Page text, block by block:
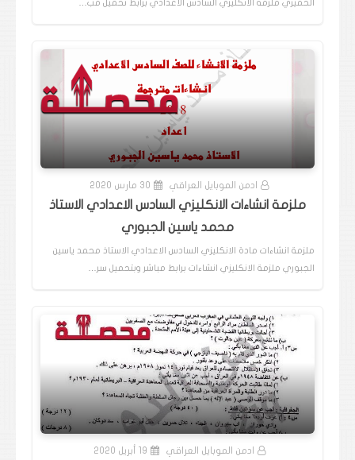
الحميري ملزمة الانكليزي السادس الاعدادي برابط تحميل مب…
ادمن الموبايل العراقي 30 مارس 2020
ملزمة انشاءات الانكليزي السادس الاعدادي الاستاذ
محمد ياسين الجبوري
ملزمة انشاءات مادة الانكليزي السادس الاعدادي الاستاذ محمد ياسين
الجبوري ملزمة الانكليزي انشاءات برابط مباشر وبتحميل سر…
ادمن الموبايل العراقي 19 أبريل 2020